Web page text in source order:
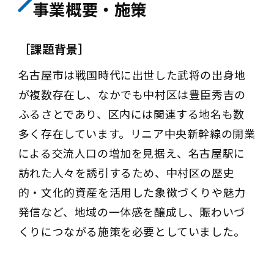
事業概要・施策
［課題背景］
名古屋市は戦国時代に出世した武将の出身地
が複数存在し、なかでも中村区は豊臣秀吉の
ふるさとであり、区内には関連する地名も数
多く存在しています。リニア中央新幹線の開業
による交流人口の増加を見据え、名古屋駅に
訪れた人々を誘引するため、中村区の歴史
的・文化的資産を活用した象徴づくりや魅力
発信など、地域の一体感を醸成し、賑わいづ
くりにつながる施策を必要としていました。